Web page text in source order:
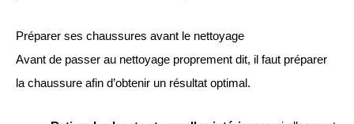
Préparer ses chaussures avant le nettoyage
Avant de passer au nettoyage proprement dit, il faut préparer
la chaussure afin d’obtenir un résultat optimal.